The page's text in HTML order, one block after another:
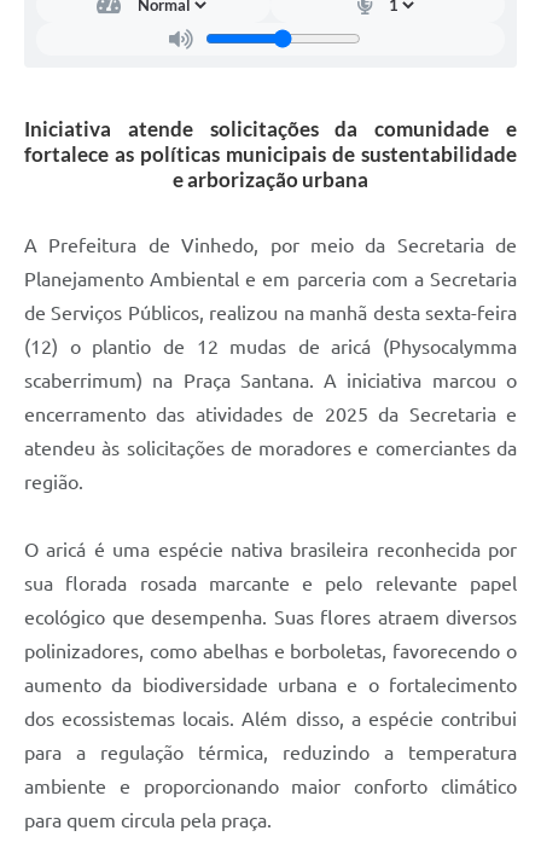
Carta de Serviços
Contas Públicas
Links Úteis
Serviços Online
Iniciativa atende solicitações da comunidade e
fortalece as políticas municipais de sustentabilidade
e arborização urbana
A Prefeitura de Vinhedo, por meio da Secretaria de
Planejamento Ambiental e em parceria com a Secretaria
de Serviços Públicos, realizou na manhã desta sexta-feira
(12) o plantio de 12 mudas de aricá (Physocalymma
scaberrimum) na Praça Santana. A iniciativa marcou o
encerramento das atividades de 2025 da Secretaria e
atendeu às solicitações de moradores e comerciantes da
região.
O aricá é uma espécie nativa brasileira reconhecida por
sua florada rosada marcante e pelo relevante papel
ecológico que desempenha. Suas flores atraem diversos
polinizadores, como abelhas e borboletas, favorecendo o
aumento da biodiversidade urbana e o fortalecimento
dos ecossistemas locais. Além disso, a espécie contribui
para a regulação térmica, reduzindo a temperatura
ambiente e proporcionando maior conforto climático
para quem circula pela praça.